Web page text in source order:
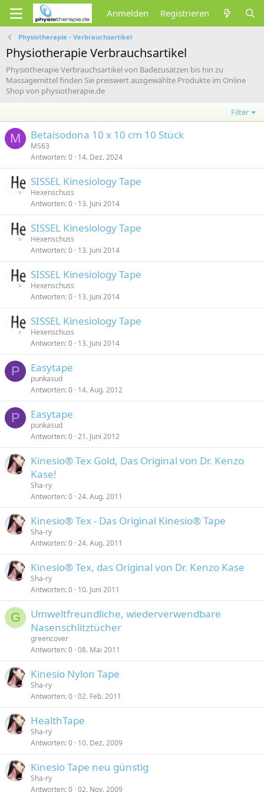
Anmelden Registrieren
Physiotherapie - Verbrauchsartikel
Physiotherapie Verbrauchsartikel
Physiotherapie Verbrauchsartikel von Badezusätzen bis hin zu
Massagemittel finden Sie preiswert ausgewählte Produkte im Online
Shop von physiotherapie.de
Filter
M Betaisodona 10 x 10 cm 10 Stück
MS63
Antworten 0 14. Dez. 2024
SISSEL Kinesiology Tape
Hexenschuss
Antworten 0 13. Juni 2014
SISSEL Kinesiology Tape
Hexenschuss
Antworten 0 13. Juni 2014
SISSEL Kinesiology Tape
Hexenschuss
Antworten 0 13. Juni 2014
SISSEL Kinesiology Tape
Hexenschuss
Antworten 0 13. Juni 2014
P Easytape
punkasud
Antworten 0 14. Aug. 2012
P Easytape
punkasud
Antworten 0 21. Juni 2012
Kinesio® Tex Gold, Das Original von Dr. Kenzo
Kase!
Sha-ry
Antworten 0 24. Aug. 2011
Kinesio® Tex - Das Original Kinesio® Tape
Sha-ry
Antworten 0 24. Aug. 2011
Kinesio® Tex, das Original von Dr. Kenzo Kase
Sha-ry
Antworten 0 10. Juni 2011
G
Umweltfreundliche, wiederverwendbare
Nasenschlitztücher
greencover
Antworten 0 08. Mai 2011
Kinesio Nylon Tape
Sha-ry
Antworten 0 02. Feb. 2011
HealthTape
Sha-ry
Antworten 0 10. Dez. 2009
Kinesio Tape neu günstig
Sha-ry
Antworten 0 02. Nov. 2009